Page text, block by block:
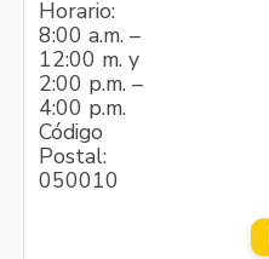
Horario:
8:00 a.m. –
12:00 m. y
2:00 p.m. –
4:00 p.m.
Código
Postal:
050010